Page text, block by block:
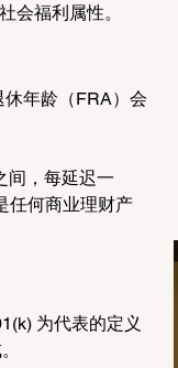
会福利属性。
年龄（FRA）会
间，每延迟一
任何商业理财产
为代表的定义